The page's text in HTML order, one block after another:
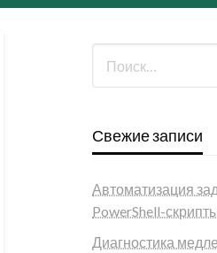
Свежие записи
Автоматизация
PowerShell-
Диагностика